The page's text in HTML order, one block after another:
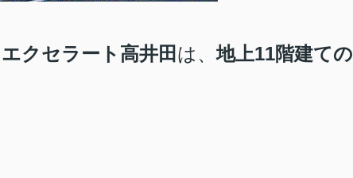
エクセラート高井田 は、地上11階建ての